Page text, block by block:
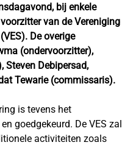
bij enkele
van de Vereniging
De overige
(ondervoorzitter),
Steven Debipersad,
Tewarie (commissaris).
is tevens het
goedgekeurd. De VES zal
activiteiten zoals